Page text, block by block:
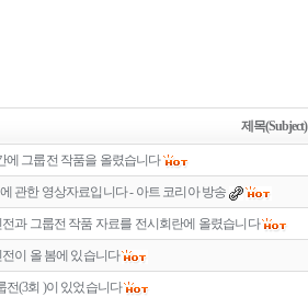
제목(Subject)
에 그룹전 작품을 올렸습니다
관한 영상자료입니다 - 아트 코리아 방송
전과 그룹전 작품 자료를 전시회란에 올렸습니다
이 올 봄에 있습니다
전(3회 )이 있었습니다